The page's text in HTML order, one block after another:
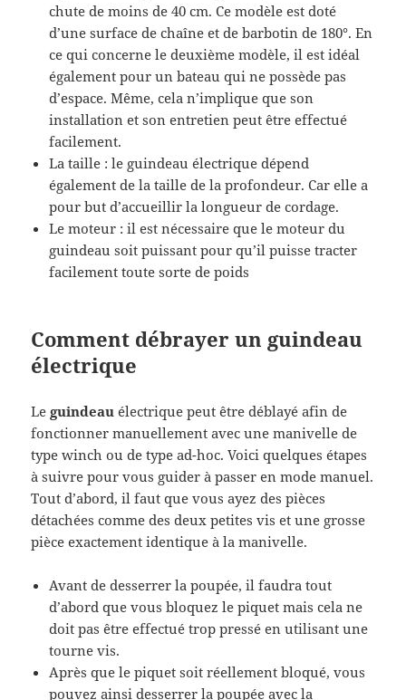
chute de moins de 40 cm. Ce modèle est doté
d’une surface de chaîne et de barbotin de 180°. En
ce qui concerne le deuxième modèle, il est idéal
également pour un bateau qui ne possède pas
d’espace. Même, cela n’implique que son
installation et son entretien peut être effectué
facilement.
La taille : le guindeau électrique dépend
également de la taille de la profondeur. Car elle a
pour but d’accueillir la longueur de cordage.
Le moteur : il est nécessaire que le moteur du
guindeau soit puissant pour qu’il puisse tracter
facilement toute sorte de poids
Comment débrayer un guindeau
électrique
Leguindeau électrique peut être déblayé afin de
fonctionner manuellement avec une manivelle de
type winch ou de type ad-hoc. Voici quelques étapes
à suivre pour vous guider à passer en mode manuel.
Tout d’abord, il faut que vous ayez des pièces
détachées comme des deux petites vis et une grosse
pièce exactement identique à la manivelle.
Avant de desserrer la poupée, il faudra tout
d’abord que vous bloquez le piquet mais cela ne
doit pas être effectué trop pressé en utilisant une
tourne vis.
Après que le piquet soit réellement bloqué, vous
pouvez ainsi desserrer la poupée avec la